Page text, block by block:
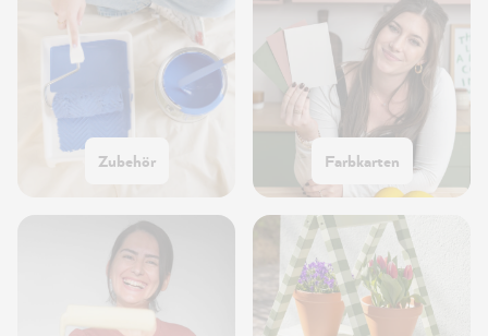
Zubehör Farbkarten